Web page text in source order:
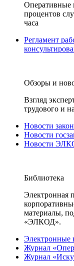
Оперативные
процентов
часа
Регламент
Обзоры и
Взгляд
трудового и
Новости
Новости
Новости
Библиотека
Электронная
материалы,
«ЭЛКОД».
Электронные
Журнал
Журнал